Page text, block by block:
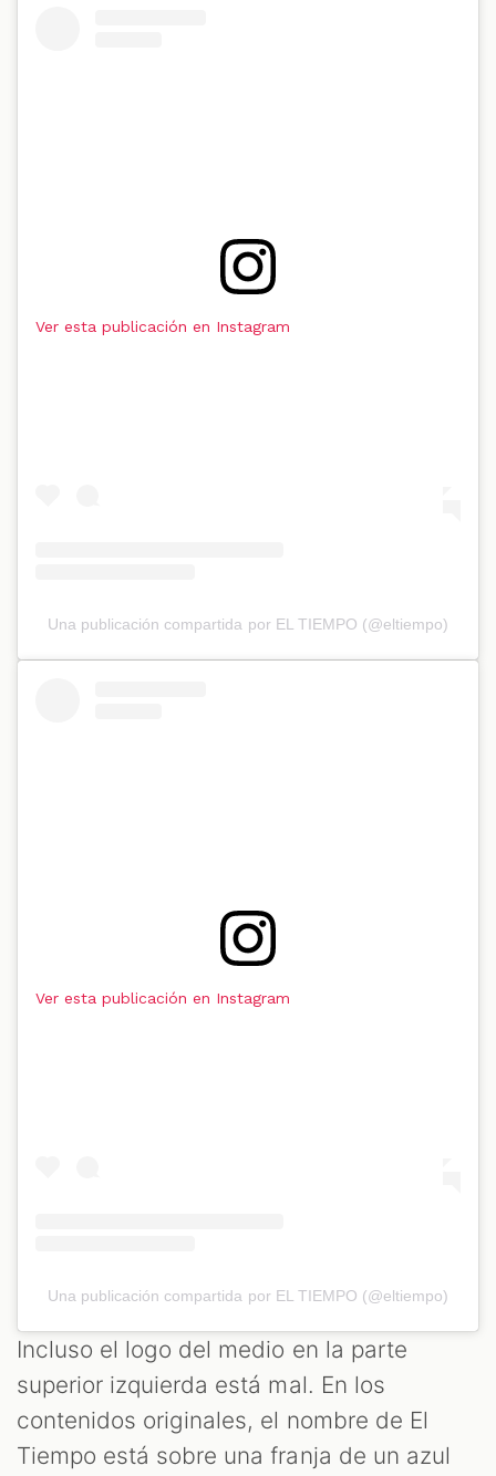
Ver esta publicación en Instagram
Una publicación compartida por EL TIEMPO (@eltiempo)
Ver esta publicación en Instagram
Una publicación compartida por EL TIEMPO (@eltiempo)
Incluso el logo del medio en la parte
superior izquierda está mal. En los
contenidos originales, el nombre de El
Tiempo está sobre una franja de un azul